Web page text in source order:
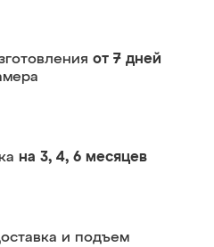
от 7 дней
на 3, 4, 6 месяцев
и подъем